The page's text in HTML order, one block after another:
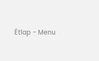
Étlap - Menu